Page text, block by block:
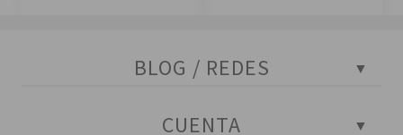
BLOG / REDES
Tests policialesCUENTA